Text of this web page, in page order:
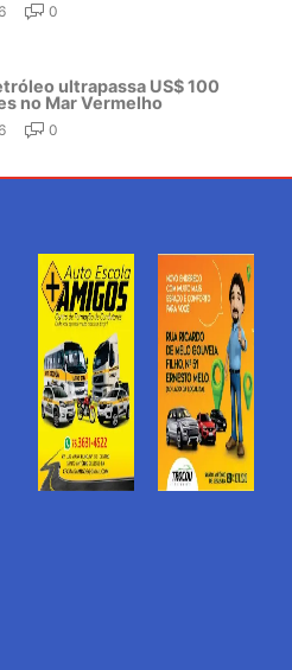
0
ultrapassa US$ 100
no Mar Vermelho
0